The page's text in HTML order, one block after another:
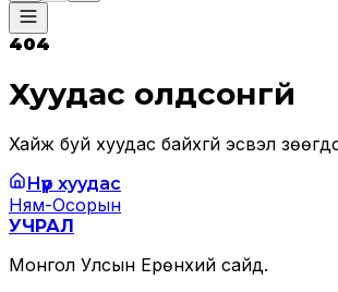
404
Хуудас олдсонгүй
Хайж буй хуудас байхгүй эсвэл
Нүүр хуудас
Ням-Осорын
УЧРАЛ
Монгол Улсын Ерөнхий сайд.